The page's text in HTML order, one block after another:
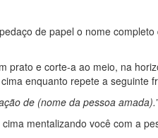
de papel o nome
prato e corte-a ao meio, na
enquanto repete a seguinte
de (nome da pessoa amada).”
cima mentalizando você com a